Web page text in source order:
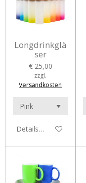
Longdrinkglä
ser
€ 25,00
zzgl.
Versandkosten
Details anzeigen